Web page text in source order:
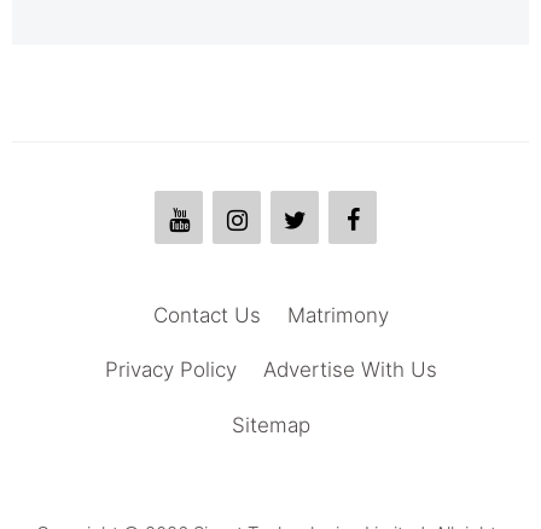
Matrimony
Contact Us
Advertise With Us
Privacy Policy
Sitemap